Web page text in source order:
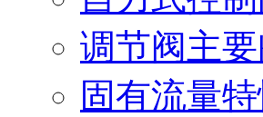
调节阀主
固有流量